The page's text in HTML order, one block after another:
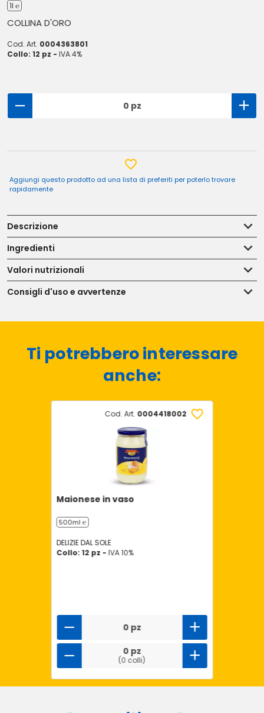
1l ℮
COLLINA D'ORO
Cod. Art. 0004363801
Collo: 12 pz - IVA 4%
0 pz
Aggiungi questo prodotto ad una lista di preferiti per poterlo trovare
rapidamente
Descrizione
Ingredienti
Valori nutrizionali
Consigli d'uso e avvertenze
Ti potrebbero interessare
anche:
Cod. Art. 0004418002
Maionese in vaso
500ml ℮
DELIZIE DAL SOLE
Collo: 12 pz - IVA 10%
0 pz
0 pz
(0 colli)